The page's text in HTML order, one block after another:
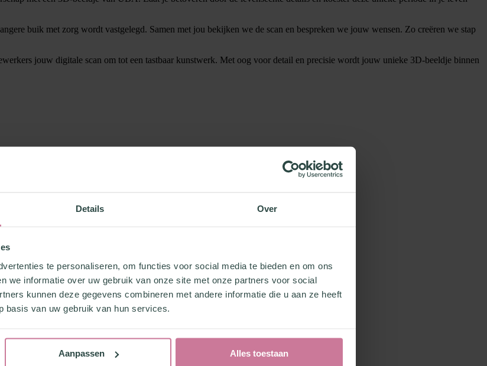
Details Over
te personaliseren, om functies voor social media te bieden en om ons
we informatie over uw gebruik van onze site met onze partners voor social
kunnen deze gegevens combineren met andere informatie die u aan ze heeft
basis van uw gebruik van hun services.
Aanpassen Alles toestaan
buik met zorg wordt vastgelegd. Samen met jou bekijken we de scan en bespreken we jouw wensen. Zo creëren we stap
jouw digitale scan om tot een tastbaar kunstwerk. Met oog voor detail en precisie wordt jouw unieke 3D-beeldje binnen